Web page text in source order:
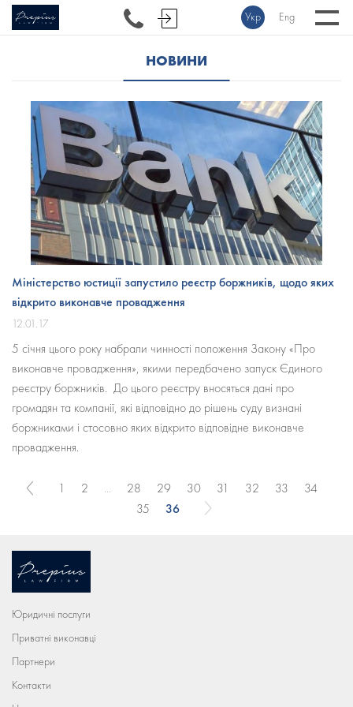
Укр Eng
НОВИНИ
Міністерство юстиції запустило реєстр боржників, щодо яких
відкрито виконавче провадження
12.01.17
5 січня цього року набрали чинності положення Закону «Про
виконавче провадження», якими передбачено запуск Єдиного
реєстру боржників. До цього реєстру вносяться дані про
громадян та компанії, які відповідно до рішень суду визнані
боржниками і стосовно яких відкрито відповідне виконавче
провадження.
1 2 28 29 30 31 32 33
34
35
36
Юридичні послуги
Приватні виконавці
Партнери
Контакти